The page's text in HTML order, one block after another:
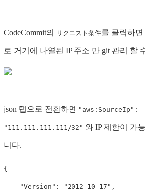
CodeCommit의 リクエスト条件를 클릭하면
로 거기에 나열된 IP 주소 만 git 관리 할
json 탭으로 전환하면 "aws:SourceIp":
"111.111.111.111/32" 와 IP 제한이 가
니다.
{
"Version" : "2012-10-17" ,